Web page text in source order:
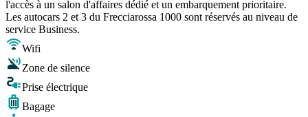
l'accès à un salon d'affaires dédié et un embarquement prioritaire.
Les autocars 2 et 3 du Frecciarossa 1000 sont réservés au niveau de
service Business.
Wifi
Zone de silence
Prise électrique
Bagage